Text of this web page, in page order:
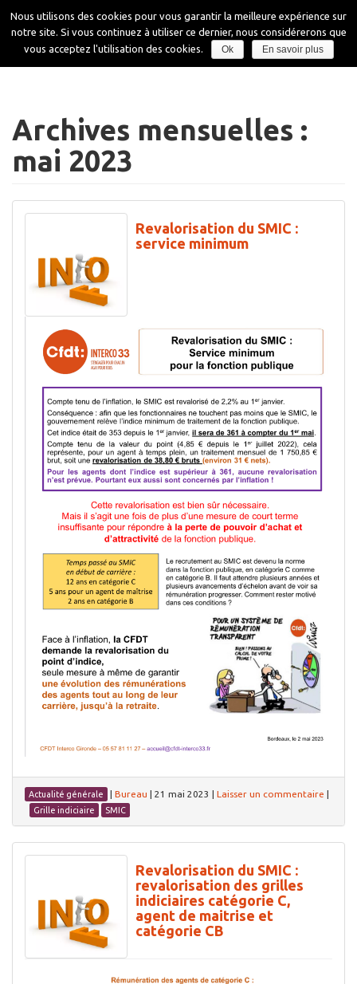
au
contenu
la
Archives mensuelles :
mai 2023
Revalorisation du SMIC :
service minimum
Actualité générale | Bureau | 21 mai 2023 | Laisser un commentaire |
Grille indiciaire SMIC
Revalorisation du SMIC :
revalorisation des grilles
indiciaires catégorie C,
agent de maitrise et
catégorie CB
Nous utilisons des cookies pour vous garantir la meilleure expérience sur
notre site. Si vous continuez à utiliser ce dernier, nous considérerons que
vous acceptez l'utilisation des cookies.
Ok En savoir plus